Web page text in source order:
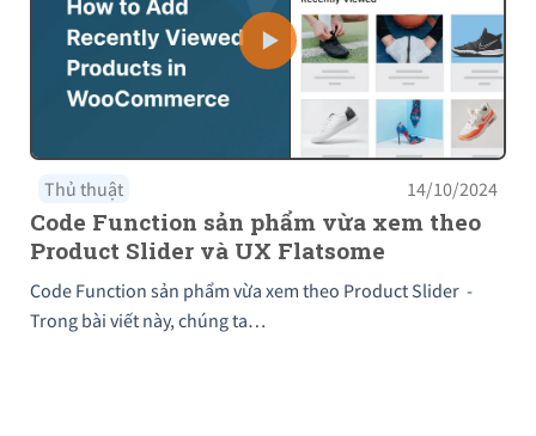
Thủ thuật 14/10/2024
Code Function sản phẩm vừa xem theo
Product Slider và UX Flatsome
Code Function sản phẩm vừa xem theo Product Slider -
Trong bài viết này, chúng ta…